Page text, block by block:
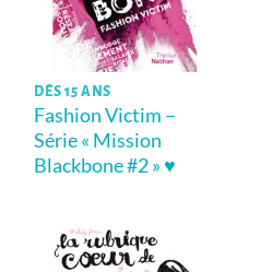
DÈS 15 ANS
Fashion Victim –
Série « Mission
Blackbone #2 » ♥